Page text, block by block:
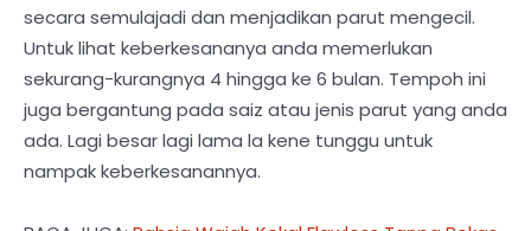
secara semulajadi dan menjadikan parut mengecil.
Untuk lihat keberkesananya anda memerlukan
sekurang-kurangnya 4 hingga ke 6 bulan. Tempoh ini
juga bergantung pada saiz atau jenis parut yang anda
ada. Lagi besar lagi lama la kene tunggu untuk
nampak keberkesanannya.